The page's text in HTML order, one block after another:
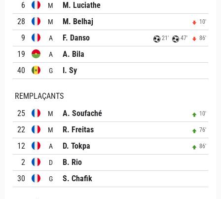
6 M
M. Luciathe
28
M M. Belhaj 10'
9 A F. Danso 21' 47' 86'
19 A
A. Bila
40
G I. Sy
REMPLAÇANTS
25
M A. Soufaché 10'
22 M R. Freitas 76'
12 A D. Tokpa 86'
2 D
B. Rio
30
G S. Chafik